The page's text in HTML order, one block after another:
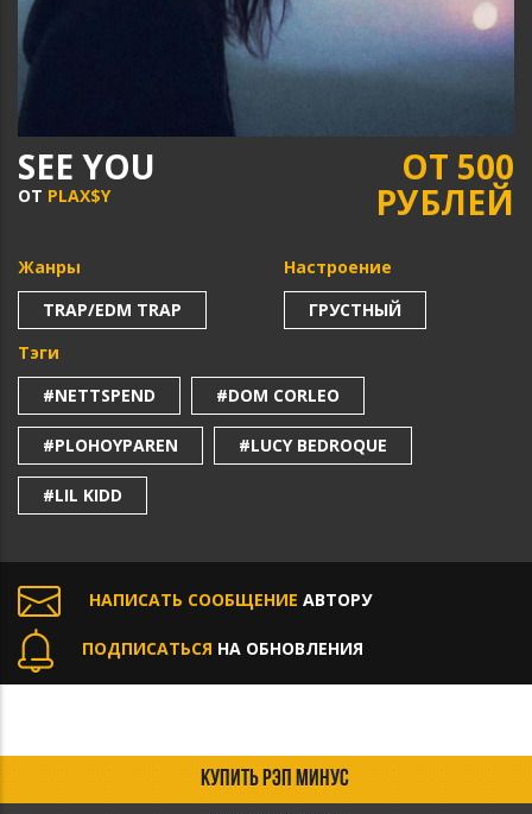
SEE YOU
ОТ PLAX$Y
ОТ 500
РУБЛЕЙ
Жанры
TRAP/EDM TRAP
Настроение
ГРУСТНЫЙ
Тэги
#NETTSPEND
#DOM CORLEO
#PLOHOYPAREN #LUCY BEDROQUE
#LIL KIDD
НАПИСАТЬ СООБЩЕНИЕ АВТОРУ
ПОДПИСАТЬСЯ НА ОБНОВЛЕНИЯ
КУПИТЬ РЭП МИНУС